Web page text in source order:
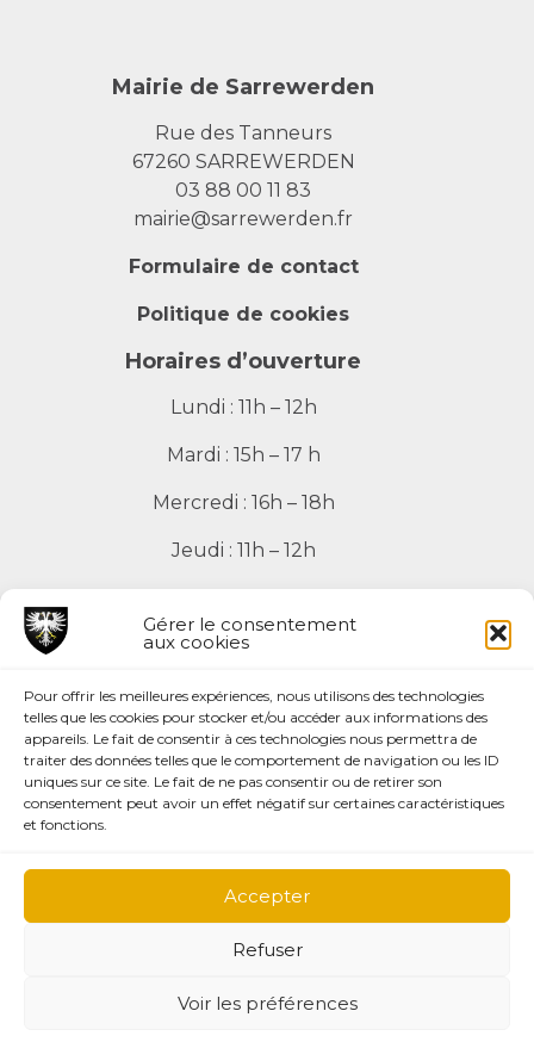
Gérer le consentement
aux cookies
Pour offrir les meilleures expériences, nous utilisons des technologies
telles que les cookies pour stocker et/ou accéder aux informations des
appareils. Le fait de consentir à ces technologies nous permettra de
traiter des données telles que le comportement de navigation ou les ID
uniques sur ce site. Le fait de ne pas consentir ou de retirer son
consentement peut avoir un effet négatif sur certaines caractéristiques
et fonctions.
Accepter
Refuser
Voir les préférences
Mairie de Sarrewerden
Rue des Tanneurs
67260 SARREWERDEN
03 88 00 11 83
mairie@sarrewerden.fr
Formulaire de contact
Politique de cookies
Horaires d’ouverture
Lundi : 11h – 12h
Mardi : 15h – 17 h
Mercredi : 16h – 18h
Jeudi : 11h – 12h
Mentions légales
Plan du site
Page facebook
Création du site:
Agence la couleur du Zèbre